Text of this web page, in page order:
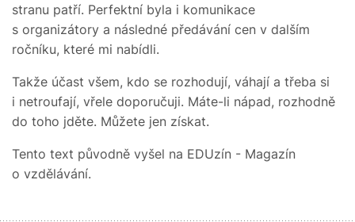
stranu patří. Perfektní byla i komunikace
s organizátory a následné předávání cen v dalším
ročníku, které mi nabídli.
Takže účast všem, kdo se rozhodují, váhají a třeba si
i netroufají, vřele doporučuji. Máte-li nápad, rozhodně
do toho jděte. Můžete jen získat.
Tento text původně vyšel na EDUzín - Magazín
o vzdělávání.